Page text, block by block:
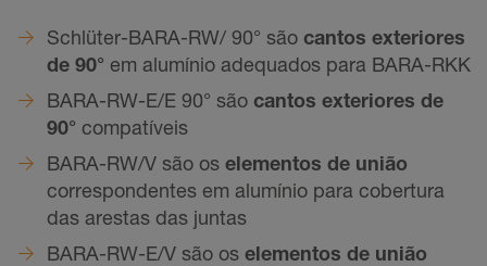
Schlüter-BARA-RW/ 90° são cantos exteriores
de 90° em alumínio adequados para BARA-RKK
BARA-RW-E/E 90° são cantos exteriores de
90° compatíveis
BARA-RW/V são os elementos de união
correspondentes em alumínio para cobertura
das arestas das juntas
BARA-RW-E/V são os elementos de união